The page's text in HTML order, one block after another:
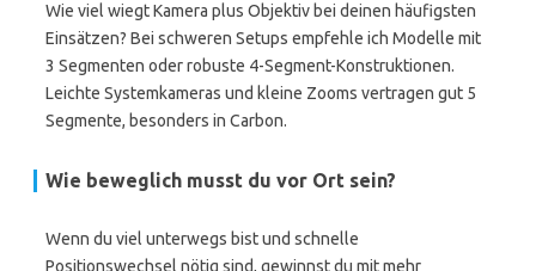
Wie viel wiegt Kamera plus Objektiv bei deinen häufigsten
Einsätzen? Bei schweren Setups empfehle ich Modelle mit
3 Segmenten oder robuste 4-Segment-Konstruktionen.
Leichte Systemkameras und kleine Zooms vertragen gut 5
Segmente, besonders in Carbon.
Wie beweglich musst du vor Ort sein?
Wenn du viel unterwegs bist und schnelle
Positionswechsel nötig sind, gewinnst du mit mehr